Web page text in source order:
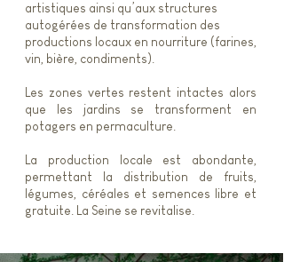
artistiques ainsi qu’aux structures
autogérées de transformation des
productions locaux en nourriture (farines,
vin, bière, condiments).
Les zones vertes restent intactes alors
que les jardins se transforment en
potagers en permaculture.
La production locale est abondante,
permettant la distribution de fruits,
légumes, céréales et semences libre et
gratuite. La Seine se revitalise.